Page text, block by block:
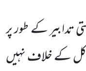
تدابیر کے طور پر
کل کے خلاف نہیں